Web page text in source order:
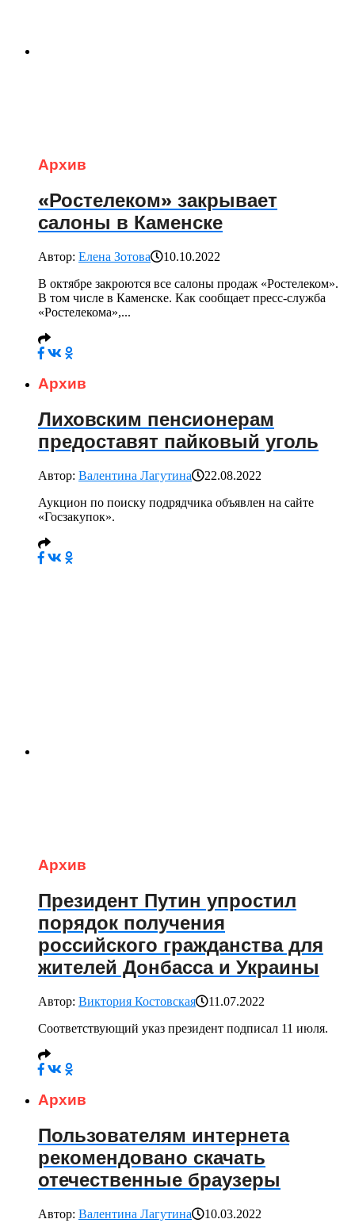
Архив
«Ростелеком» закрывает
салоны в Каменске
Автор: Елена Зотова
10.10.2022
В октябре закроются все салоны продаж «Ростелеком».
В том числе в Каменске. Как сообщает пресс-служба
«Ростелекома»,...
Архив
Лиховским пенсионерам
предоставят пайковый уголь
Автор: Валентина Лагутина
22.08.2022
Аукцион по поиску подрядчика объявлен на сайте
«Госзакупок».
Архив
Президент Путин упростил
порядок получения
российского гражданства для
жителей Донбасса и Украины
Автор: Виктория Костовская
11.07.2022
Соответствующий указ президент подписал 11 июля.
Архив
Пользователям интернета
рекомендовано скачать
отечественные браузеры
Автор: Валентина Лагутина 10.03.2022